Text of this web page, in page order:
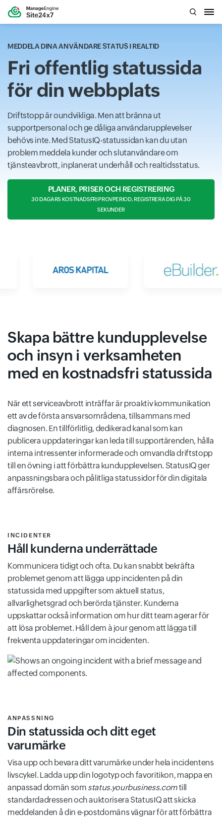
MEDDELA DINA ANVÄNDARE STATUS I REALTID
Fri offentlig statussida
för din webbplats
Driftstopp är oundvikliga. Men att bränna ut
supportpersonal och ge dåliga användarupplevelser
behövs inte. Med StatusIQ-statussidan kan du utan
problem meddela kunder och slutanvändare om
tjänsteavbrott, inplanerat underhåll och realtidsstatus.
PLANER, PRISER OCH REGISTRERING
30 DAGARS KOSTNADSFRI PROVPERIOD, REGISTRERA DIG PÅ 30
SEKUNDER
Skapa bättre kundupplevelse
och insyn i verksamheten
med en kostnadsfri statussida
När ett serviceavbrott inträffar är proaktiv kommunikation
ett av de första ansvarsområdena, tillsammans med
diagnosen. En tillförlitlig, dedikerad kanal som kan
publicera uppdateringar kan leda till supportärenden, hålla
interna intressenter informerade och omvandla driftstopp
till en övning i att förbättra kundupplevelsen. StatusIQ ger
anpassningsbara och pålitliga statussidor för din digitala
affärsrörelse.
INCIDENTER
Håll kunderna underrättade
Kommunicera tidigt och ofta. Du kan snabbt bekräfta
problemet genom att lägga upp incidenten på din
statussida med uppgifter som aktuell status,
allvarlighetsgrad och berörda tjänster. Kunderna
uppskattar också information om hur ditt team agerar för
att lösa problemet. Håll dem à jour genom att lägga till
frekventa uppdateringar om incidenten.
ANPASSNING
Din statussida och ditt eget
varumärke
Visa upp och bevara ditt varumärke under hela incidentens
livscykel. Ladda upp din logotyp och favoritikon, mappa en
anpassad domän som status.yourbusiness.comtill
standardadressen och auktorisera StatusIQ att skicka
meddelanden å din e-postdomäns vägnar för att förbättra